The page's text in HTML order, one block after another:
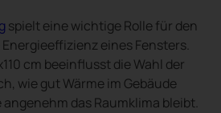
spielt eine wichtige Rolle für den
eines Fensters.
cm beeinflusst die Wahl der
wie gut Wärme im Gebäude
das Raumklima bleibt.